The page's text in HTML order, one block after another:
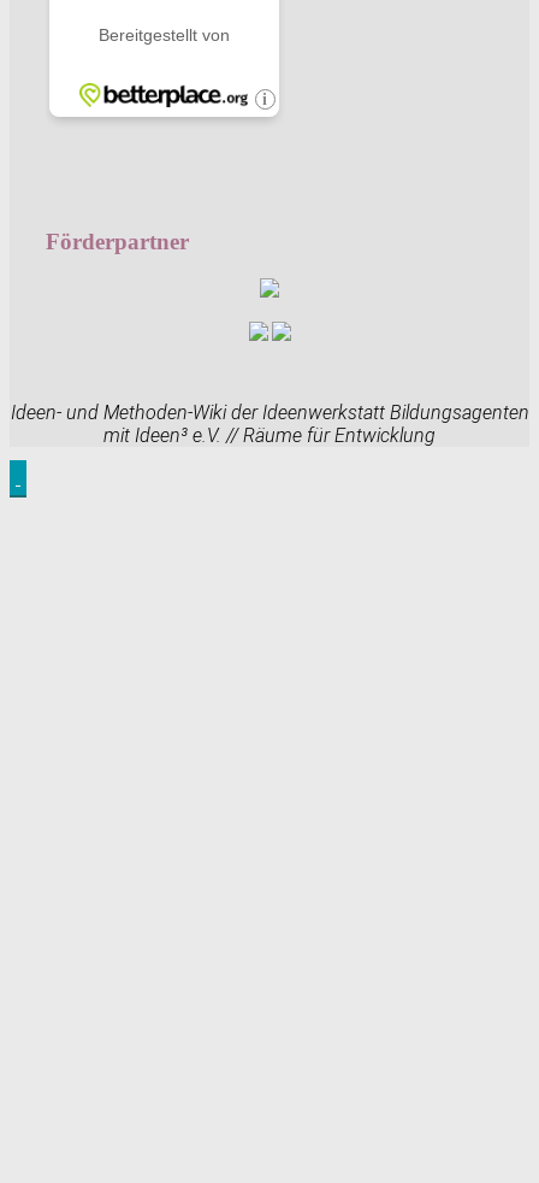
Förderpartner
Ideen- und Methoden-Wiki der Ideenwerkstatt Bildungsagenten
mit Ideen³ e.V. // Räume für Entwicklung